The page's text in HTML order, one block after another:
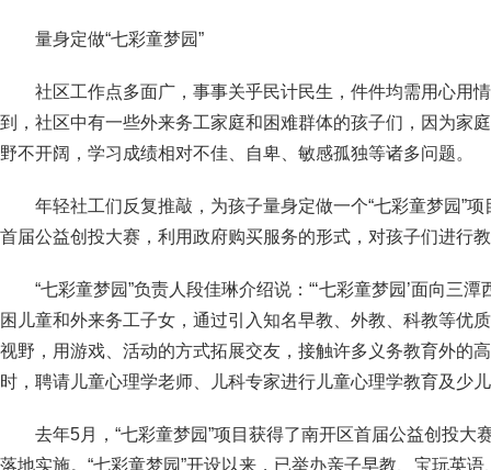
量身定做“七彩童梦园”
社区工作点多面广，事事关乎民计民生，件件均需用心用
到，社区中有一些外来务工家庭和困难群体的孩子们，因为家
野不开阔，学习成绩相对不佳、自卑、敏感孤独等诸多问题。
年轻社工们反复推敲，为孩子量身定做一个“七彩童梦园”
首届公益创投大赛，利用政府购买服务的形式，对孩子们进行
“七彩童梦园”负责人段佳琳介绍说：“‘七彩童梦园’面向三
困儿童和外来务工子女，通过引入知名早教、外教、科教等优
视野，用游戏、活动的方式拓展交友，接触许多义务教育外的
时，聘请儿童心理学老师、儿科专家进行儿童心理学教育及少
去年5月，“七彩童梦园”项目获得了南开区首届公益创投大
落地实施。“七彩童梦园”开设以来，已举办亲子早教、宝玩英